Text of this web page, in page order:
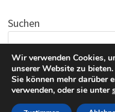
Suchen
Wir verwenden Cookies,
unserer Website zu bieten.
Sie können mehr darüber
verwenden, oder sie unter